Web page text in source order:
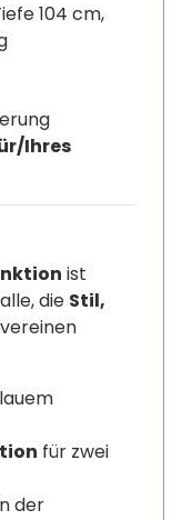
104 cm,
Ihres
ist
die Stil,
vereinen
für zwei
der